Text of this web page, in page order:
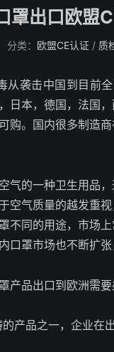
罩出口欧盟
分类： 欧盟CE认证/ 质
从袭击中国到目前
日本，德国，法国
购。国内很多制造
气的一种卫生用品
空气质量的越发重
不同的用途，市场
口罩市场也不断扩
产品出口到欧洲需
的产品之一，企业在